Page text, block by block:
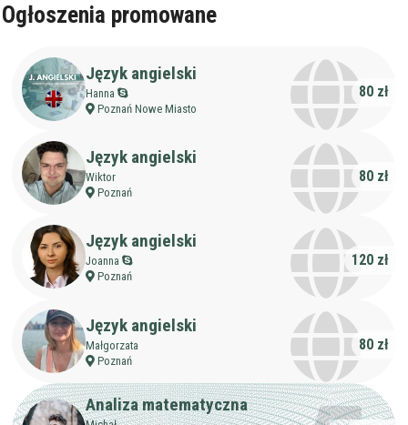
Ogłoszenia promowane
Język angielski
Hanna
Poznań Nowe Miasto
80 zł
Język angielski
Wiktor
Poznań
80 zł
Język angielski
Joanna
Poznań
120 zł
Język angielski
Małgorzata
Poznań
80 zł
Analiza matematyczna